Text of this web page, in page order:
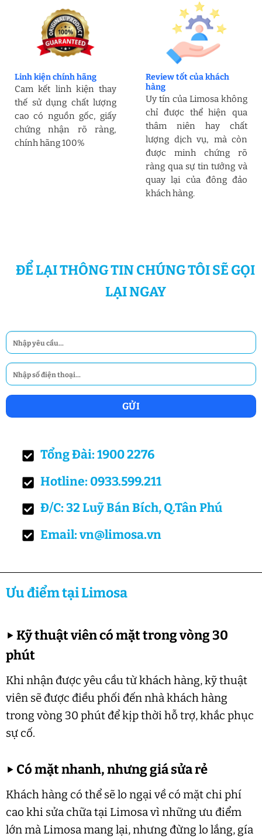
Linh kiện chính hãng
Cam kết linh kiện thay
thế sử dụng chất lượng
cao có nguồn gốc, giấy
chứng nhận rõ ràng,
chính hãng 100%
Review tốt của khách
hàng
Uy tín của Limosa không
chỉ được thể hiện qua
thâm niên hay chất
lượng dịch vụ, mà còn
được minh chứng rõ
ràng qua sự tin tưởng và
quay lại của đông đảo
khách hàng.
ĐỂ LẠI THÔNG TIN CHÚNG TÔI SẼ GỌI
LẠI NGAY
Tổng Đài: 1900 2276
Hotline: 0933.599.211
Đ/C: 32 Luỹ Bán Bích, Q.Tân Phú
Email: vn@limosa.vn
Ưu điểm tại Limosa
▶Kỹ thuật viên có mặt trong vòng 30
phút
Khi nhận được yêu cầu từ khách hàng, kỹ thuật
viên sẽ được điều phối đến nhà khách hàng
trong vòng 30 phút để kịp thời hỗ trợ, khắc phục
sự cố.
▶ Có mặt nhanh, nhưng giá sửa rẻ
Khách hàng có thể sẽ lo ngại về có mặt chi phí
cao khi sửa chữa tại Limosa vì những ưu điểm
lớn mà Limosa mang lại, nhưng đừng lo lắng, gía